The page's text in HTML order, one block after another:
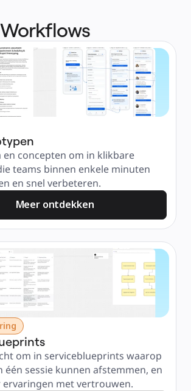
en concepten om in klikbare
teams binnen enkele minuten
en snel verbeteren.
Meer ontdekken
om in serviceblueprints waarop
één sessie kunnen afstemmen, en
met vertrouwen.